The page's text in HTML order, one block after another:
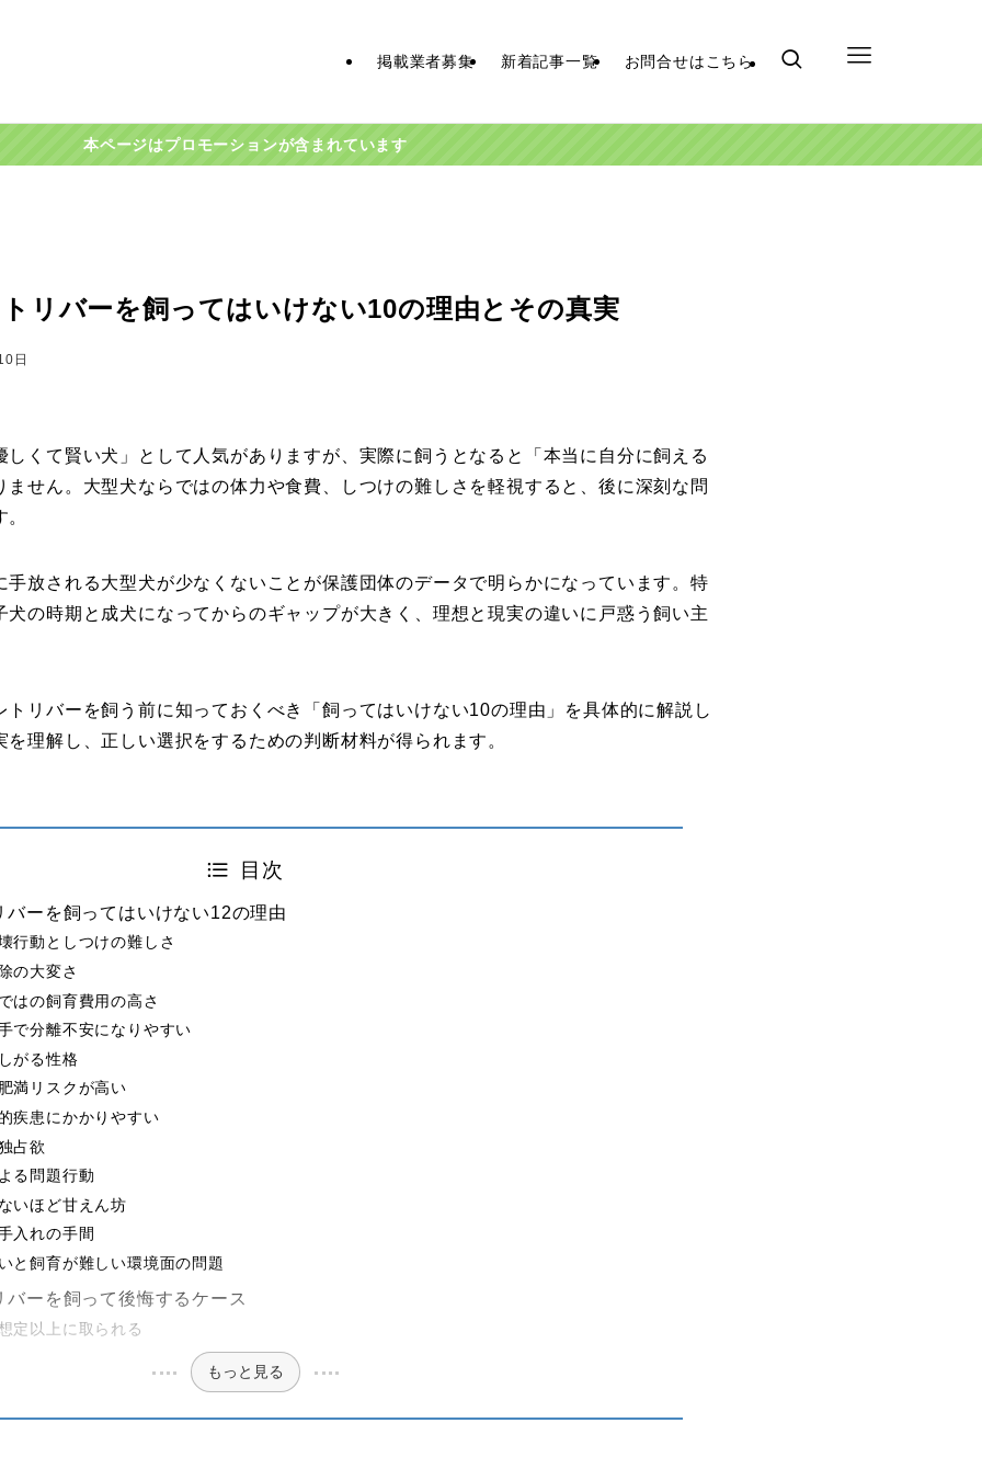
掲載業者募集 新着記事一覧 お問合せはこちら
本ページはプロモーションが含まれています
リバーを飼ってはいけない10の理由とその真実
日
しくて賢い犬」として人気がありますが、実際に飼うとなると「本当に自分に飼える
せん。大型犬ならではの体力や食費、しつけの難しさを軽視すると、後に深刻な問
手放される大型犬が少なくないことが保護団体のデータで明らかになっています。特
犬の時期と成犬になってからのギャップが大きく、理想と現実の違いに戸惑う飼い主
トリバーを飼う前に知っておくべき「飼ってはいけない10の理由」を具体的に解説し
理解し、正しい選択をするための判断材料が得られます。
目次
バーを飼ってはいけない12の理由
行動としつけの難しさ
の大変さ
はの飼育費用の高さ
で分離不安になりやすい
がる性格
満リスクが高い
疾患にかかりやすい
占欲
る問題行動
いほど甘えん坊
入れの手間
と飼育が難しい環境面の問題
バーを飼って後悔するケース
定以上に取られる
もっと見る